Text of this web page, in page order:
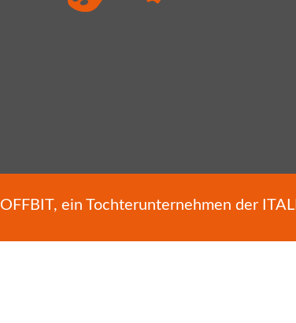
OFFBIT, ein Tochterunternehmen der